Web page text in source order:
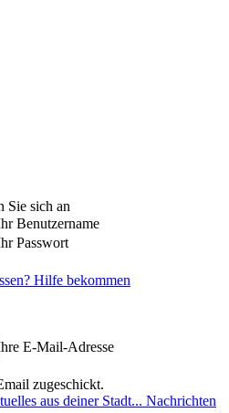
Sie sich an
Benutzername
Passwort
Hilfe bekommen
E-Mail-Adresse
zugeschickt.
Nachrichten